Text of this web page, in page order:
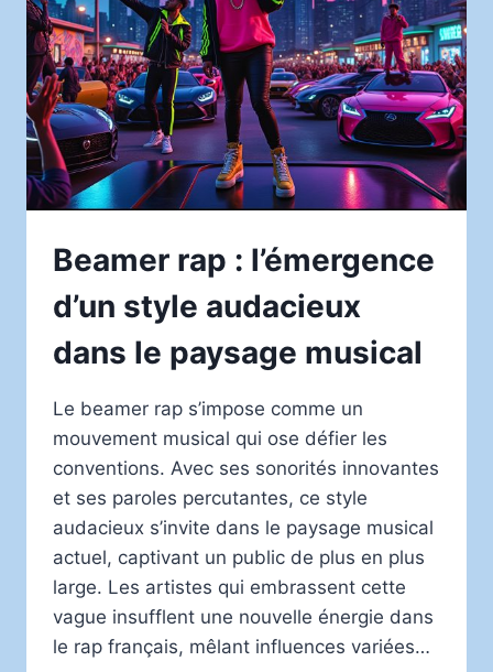
Beamer rap : l’émergence
d’un style audacieux
dans le paysage musical
Le beamer rap s’impose comme un
mouvement musical qui ose défier les
conventions. Avec ses sonorités innovantes
et ses paroles percutantes, ce style
audacieux s’invite dans le paysage musical
actuel, captivant un public de plus en plus
large. Les artistes qui embrassent cette
vague insufflent une nouvelle énergie dans
le rap français, mêlant influences variées…